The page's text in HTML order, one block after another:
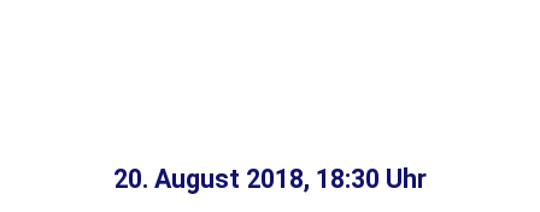
20. August 2018, 18:30 Uhr